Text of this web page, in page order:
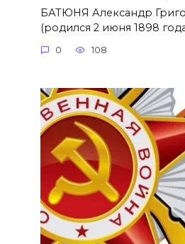
БАТЮНЯ Александр
(родился 2 июня 1898
0 108